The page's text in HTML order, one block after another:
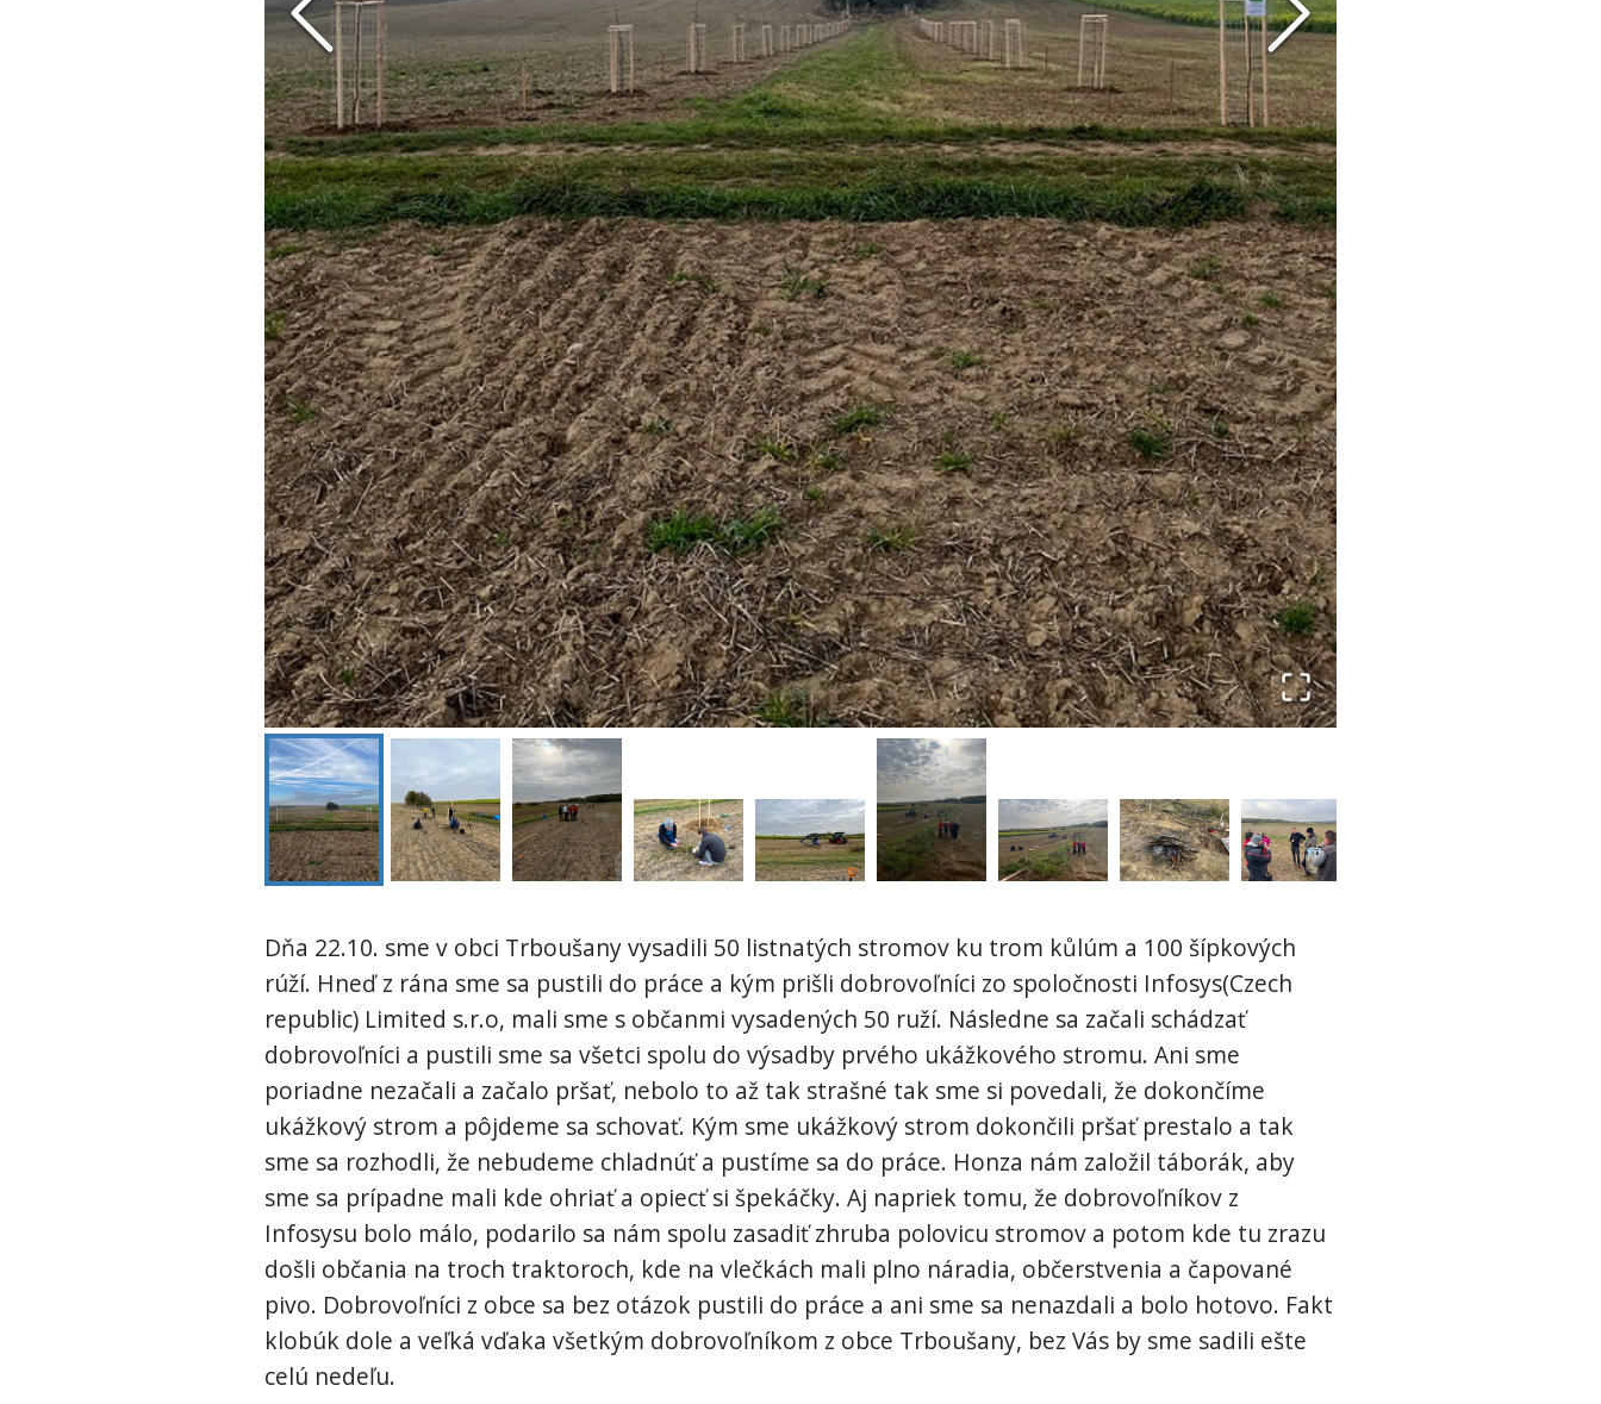
Dňa 22.10. sme v obci Trboušany vysadili 50 listnatých stromov ku trom kůlúm a 100 šípkových
rúží. Hneď z rána sme sa pustili do práce a kým prišli dobrovoľníci zo spoločnosti Infosys(Czech
republic) Limited s.r.o, mali sme s občanmi vysadených 50 ruží. Následne sa začali schádzať
dobrovoľníci a pustili sme sa všetci spolu do výsadby prvého ukážkového stromu. Ani sme
poriadne nezačali a začalo pršať, nebolo to až tak strašné tak sme si povedali, že dokončíme
ukážkový strom a pôjdeme sa schovať. Kým sme ukážkový strom dokončili pršať prestalo a tak
sme sa rozhodli, že nebudeme chladnúť a pustíme sa do práce. Honza nám založil táborák, aby
sme sa prípadne mali kde ohriať a opiecť si špekáčky. Aj napriek tomu, že dobrovoľníkov z
Infosysu bolo málo, podarilo sa nám spolu zasadiť zhruba polovicu stromov a potom kde tu zrazu
došli občania na troch traktoroch, kde na vlečkách mali plno náradia, občerstvenia a čapované
pivo. Dobrovoľníci z obce sa bez otázok pustili do práce a ani sme sa nenazdali a bolo hotovo. Fakt
klobúk dole a veľká vďaka všetkým dobrovoľníkom z obce Trboušany, bez Vás by sme sadili ešte
celú nedeľu.